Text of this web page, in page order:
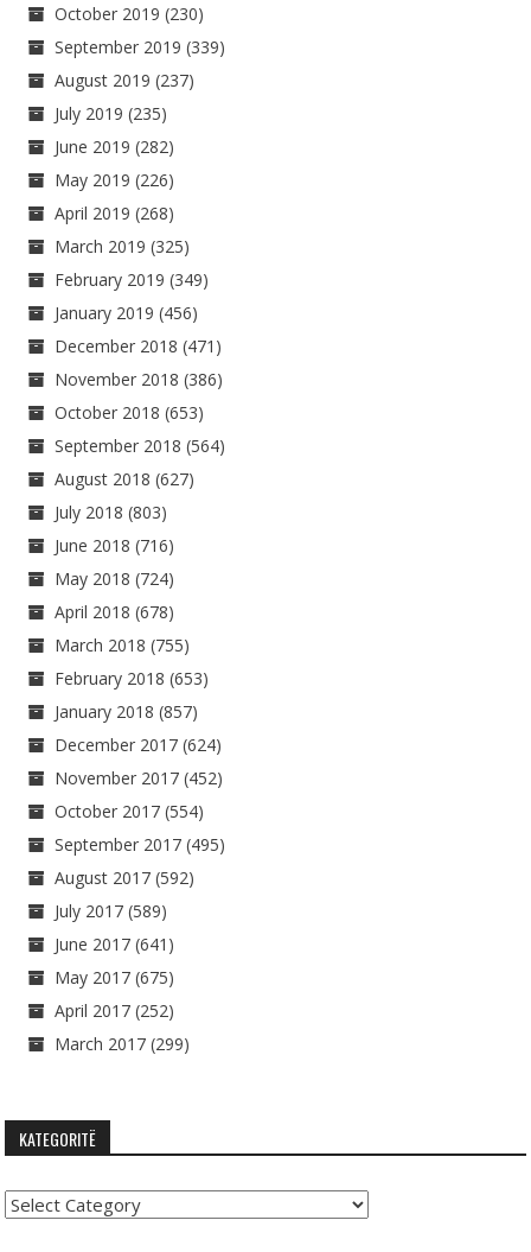
October 2019 (230)
September 2019 (339)
August 2019 (237)
July 2019 (235)
June 2019 (282)
May 2019 (226)
April 2019 (268)
March 2019 (325)
February 2019 (349)
January 2019 (456)
December 2018 (471)
November 2018 (386)
October 2018 (653)
September 2018 (564)
August 2018 (627)
July 2018 (803)
June 2018 (716)
May 2018 (724)
April 2018 (678)
March 2018 (755)
February 2018 (653)
January 2018 (857)
December 2017 (624)
November 2017 (452)
October 2017 (554)
September 2017 (495)
August 2017 (592)
July 2017 (589)
June 2017 (641)
May 2017 (675)
April 2017 (252)
March 2017 (299)
KATEGORITË
Kategoritë